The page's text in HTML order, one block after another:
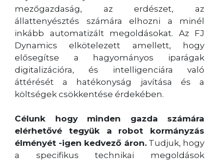
mezőgazdaság, az erdészet, az
állattenyésztés számára elhozni a minél
inkább automatizált megoldásokat. Az FJ
Dynamics elkötelezett amellett, hogy
elősegítse a hagyományos iparágak
digitalizációra, és intelligenciára való
áttérését a hatékonyság javítása és a
költségek csökkentése érdekében.
Célunk hogy minden gazda számára
elérhetővé tegyük a robot kormányzás
élményét -igen kedvező áron.Tudjuk, hogy
a specifikus technikai megoldások